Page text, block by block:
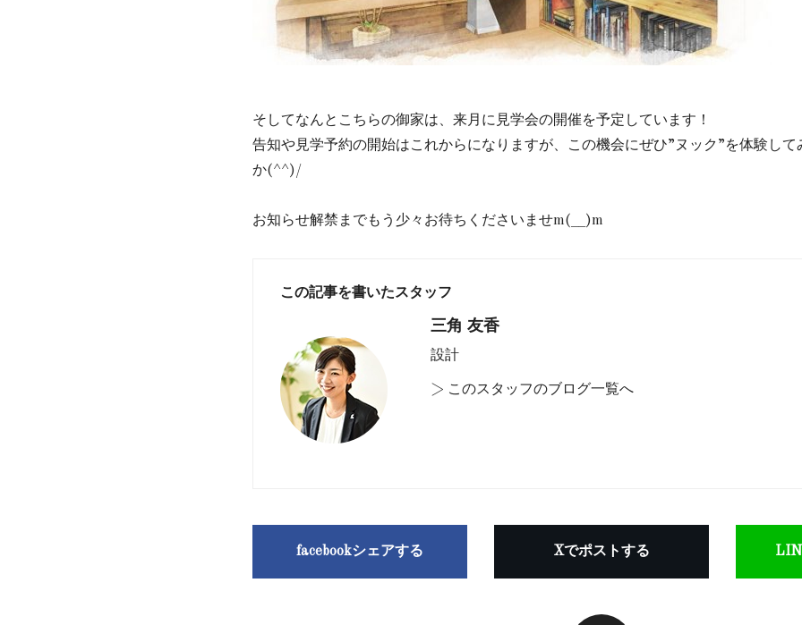
そしてなんとこちらの御家は、来月に見学会の開催を予定しています！
告知や見学予約の開始はこれからになりますが、この機会にぜひ”ヌック”を体験して
か(^^)/
お知らせ解禁までもう少々お待ちくださいませm(__)m
この記事を書いたスタッフ
三角 友香
設計
> このスタッフのブログ一覧へ
facebookシェアする Xでポストする